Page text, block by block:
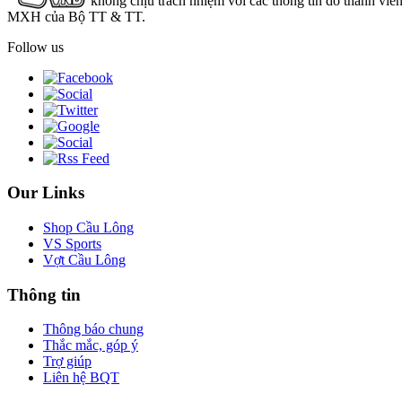
MXH của Bộ TT & TT.
Follow us
Our Links
Shop Cầu Lông
VS Sports
Vợt Cầu Lông
Thông tin
Thông báo chung
Thắc mắc, góp ý
Trợ giúp
Liên hệ BQT